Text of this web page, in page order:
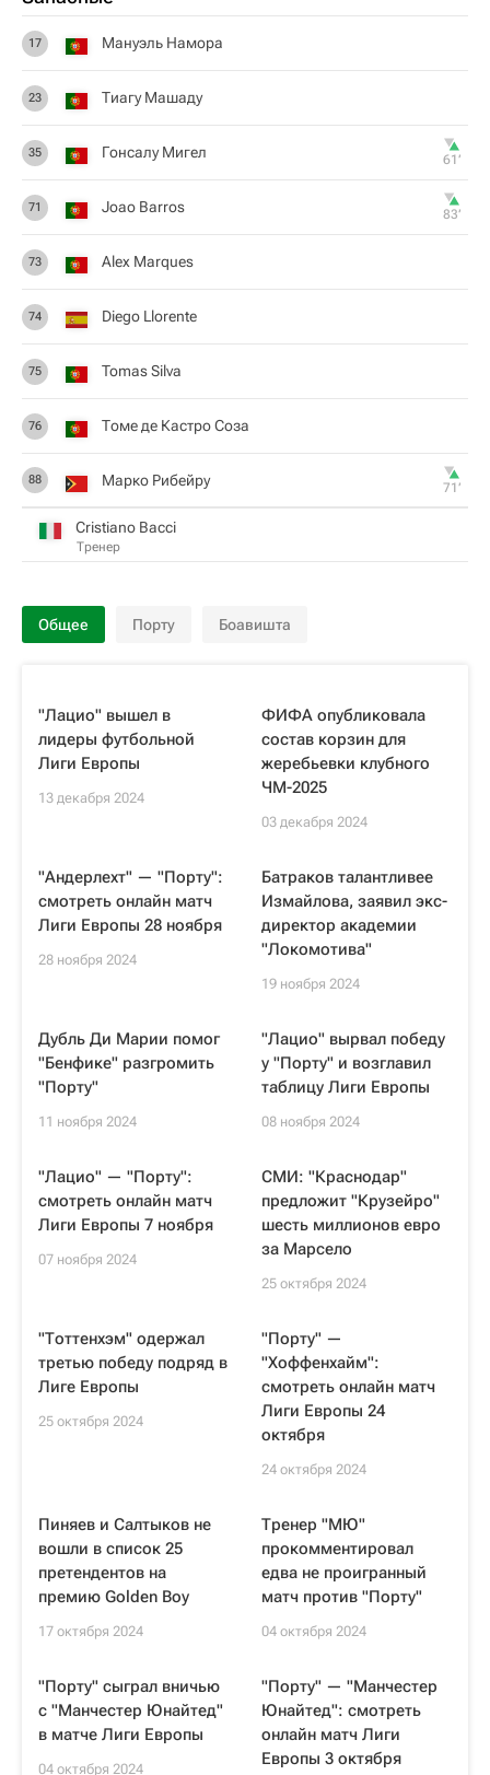
17 Мануэль Намора
23 Тиагу Машаду
35 Гонсалу Мигел 61‎’‎
71 Joao Barros 83‎’‎
73 Alex Marques
74 Diego Llorente
75 Tomas Silva
76 Томе де Кастро Соза
88 Марко Рибейру 71‎’‎
Cristiano Bacci
Тренер
Общее Порту Боавишта
"Лацио" вышел в
лидеры футбольной
Лиги Европы
13 декабря 2024
ФИФА опубликовала
состав корзин для
жеребьевки клубного
ЧМ-2025
03 декабря 2024
"Андерлехт" — "Порту":
смотреть онлайн матч
Лиги Европы 28 ноября
28 ноября 2024
Батраков талантливее
Измайлова, заявил экс-
директор академии
"Локомотива"
19 ноября 2024
Дубль Ди Марии помог
"Бенфике" разгромить
"Порту"
11 ноября 2024
"Лацио" вырвал победу
у "Порту" и возглавил
таблицу Лиги Европы
08 ноября 2024
"Лацио" — "Порту":
смотреть онлайн матч
Лиги Европы 7 ноября
07 ноября 2024
СМИ: "Краснодар"
предложит "Крузейро"
шесть миллионов евро
за Марсело
25 октября 2024
"Тоттенхэм" одержал
третью победу подряд в
Лиге Европы
25 октября 2024
"Порту" —
"Хоффенхайм":
смотреть онлайн матч
Лиги Европы 24
октября
24 октября 2024
Пиняев и Салтыков не
вошли в список 25
претендентов на
премию Golden Boy
17 октября 2024
Тренер "МЮ"
прокомментировал
едва не проигранный
матч против "Порту"
04 октября 2024
"Порту" сыграл вничью
с "Манчестер Юнайтед"
в матче Лиги Европы
04 октября 2024
"Порту" — "Манчестер
Юнайтед": смотреть
онлайн матч Лиги
Европы 3 октября